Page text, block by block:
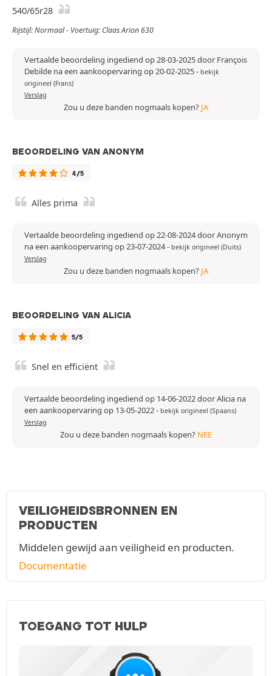
540/65r28
Rijstijl: Normaal - Voertuig: Claas Arion 630
Vertaalde beoordeling ingediend op 28-03-2025 door François
Debilde na een aankoopervaring op 20-02-2025- bekijk
origineel (Frans)
Verslag
Zou u deze banden nogmaals kopen? JA
BEOORDELING VAN ANONYM
4/5
Alles prima
Vertaalde beoordeling ingediend op 22-08-2024 door Anonym
na een aankoopervaring op 23-07-2024- bekijk origineel (Duits)
Verslag
Zou u deze banden nogmaals kopen? JA
BEOORDELING VAN ALICIA
5/5
Snel en efficiënt
Vertaalde beoordeling ingediend op 14-06-2022 door Alicia na
een aankoopervaring op 13-05-2022- bekijk origineel (Spaans)
Verslag
Zou u deze banden nogmaals kopen? NEE
VEILIGHEIDSBRONNEN EN
PRODUCTEN
Middelen gewijd aan veiligheid en producten.
Documentatie
TOEGANG TOT HULP